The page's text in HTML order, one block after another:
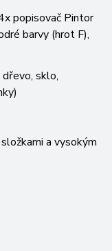
popisovač Pintor
barvy (hrot F),
sklo,
a vysokým